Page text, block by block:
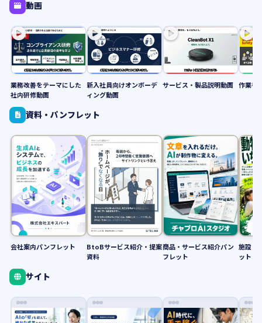
動画
業務改善をテーマにした
社内研修動画
新入社員向けオンボーデ
ィング動画
サービス・製品説明動画 作業手
資料・パンフレット
会社案内パンフレット
BtoBサービス紹介・提案
資料
商品・サービス紹介パン
フレット
施設・
ット
サイト